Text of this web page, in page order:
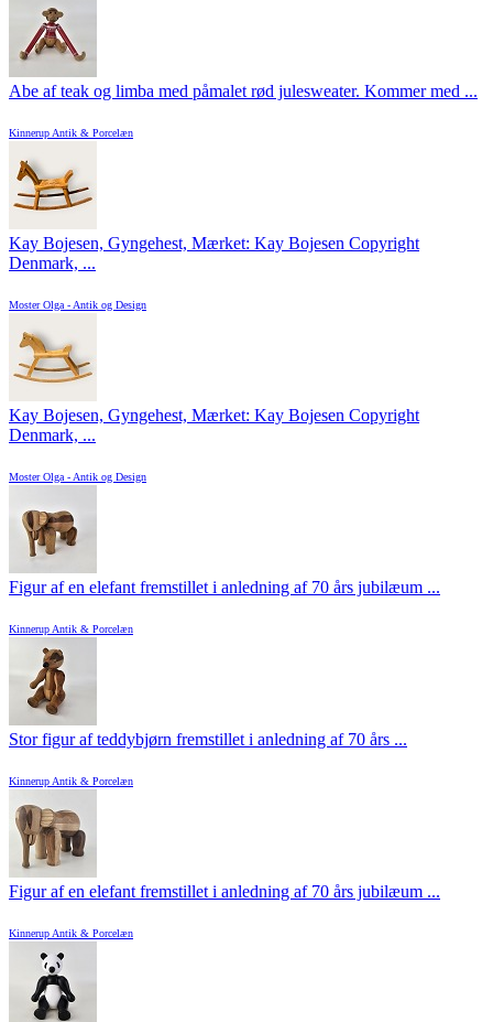
Abe af teak og limba med påmalet rød julesweater. Kommer med ...
Kinnerup Antik & Porcelæn
Kay Bojesen, Gyngehest, Mærket: Kay Bojesen Copyright
Denmark, ...
Moster Olga - Antik og Design
Kay Bojesen, Gyngehest, Mærket: Kay Bojesen Copyright
Denmark, ...
Moster Olga - Antik og Design
Figur af en elefant fremstillet i anledning af 70 års jubilæum ...
Kinnerup Antik & Porcelæn
Stor figur af teddybjørn fremstillet i anledning af 70 års ...
Kinnerup Antik & Porcelæn
Figur af en elefant fremstillet i anledning af 70 års jubilæum ...
Kinnerup Antik & Porcelæn